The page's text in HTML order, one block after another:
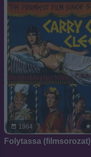
1964
Folytassa (filmsorozat)